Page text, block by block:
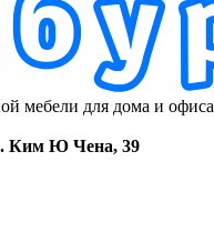
мебели для дома и офиса
Ким Ю Чена, 39